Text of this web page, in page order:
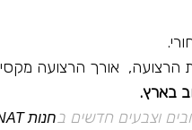
אורך הרצועה מקסימלי 70
בארץ.
וצבעים חדשים בחנות BOLENAT